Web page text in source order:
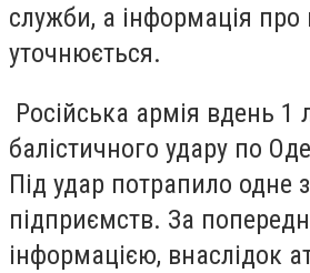
служби, а інформація про
уточнюється.
Російська армія вдень 1
балістичного удару по
Під удар потрапило одне
підприємств. За
інформацією, внаслідок